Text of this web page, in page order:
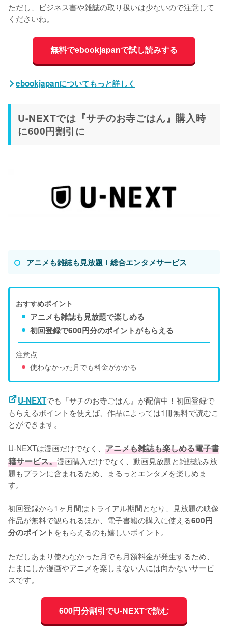
ただし、ビジネス書や雑誌の取り扱いは少ないので注意して
くださいね。
無料でebookjapanで試し読みする
ebookjapanについてもっと詳しく
U-NEXTでは『サチのお寺ごはん』購入時
に600円割引に
アニメも雑誌も見放題！総合エンタメサービス
おすすめポイント
アニメも雑誌も見放題で楽しめる
初回登録で600円分のポイントがもらえる
注意点
使わなかった月でも料金がかかる
U-NEXTでも『サチのお寺ごはん』が配信中！初回登録で
もらえるポイントを使えば、作品によっては1冊無料で読むこ
とができます。
U-NEXTは漫画だけでなく、 アニメも雑誌も楽しめる電子書
籍サービス。漫画購入だけでなく、動画見放題と雑誌読み放
題もプランに含まれるため、まるっとエンタメを楽しめま
す。
初回登録から1ヶ月間はトライアル期間となり、見放題の映像
作品が無料で観られるほか、電子書籍の購入に使える600円
分のポイント をもらえるのも嬉しいポイント。
ただしあまり使わなかった月でも月額料金が発生するため、
たまにしか漫画やアニメを楽しまない人には向かないサービ
スです。
600円分割引でU-NEXTで読む